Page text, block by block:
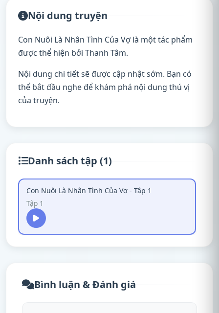
Nội dung truyện
Con Nuôi Là Nhân Tình Của Vợ là một tác phẩm
được thể hiện bởi Thanh Tâm.
Nội dung chi tiết sẽ được cập nhật sớm. Bạn có
thể bắt đầu nghe để khám phá nội dung thú vị
của truyện.
Danh sách tập (1)
Con Nuôi Là Nhân Tình Của Vợ - Tập 1
Tập 1
Bình luận & Đánh giá